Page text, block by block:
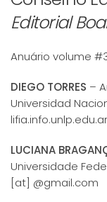
Editorial
Anuário volume
DIEGO TORRES –
Universidad
lifia.info.unlp.edu.ar
LUCIANA
Universidade
[at] @gmail.com